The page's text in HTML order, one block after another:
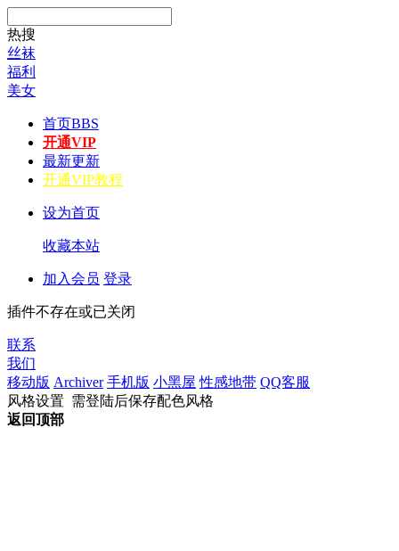
热搜
丝袜
福利
美女
首页BBS
开通VIP
最新更新
开通VIP教程
设为首页
收藏本站
加入会员 登录
插件不存在或已关闭
联系
我们
移动版 Archiver 手机版 小黑屋 性感地带 QQ客服
风格设置 需登陆后保存配色风格
返回顶部